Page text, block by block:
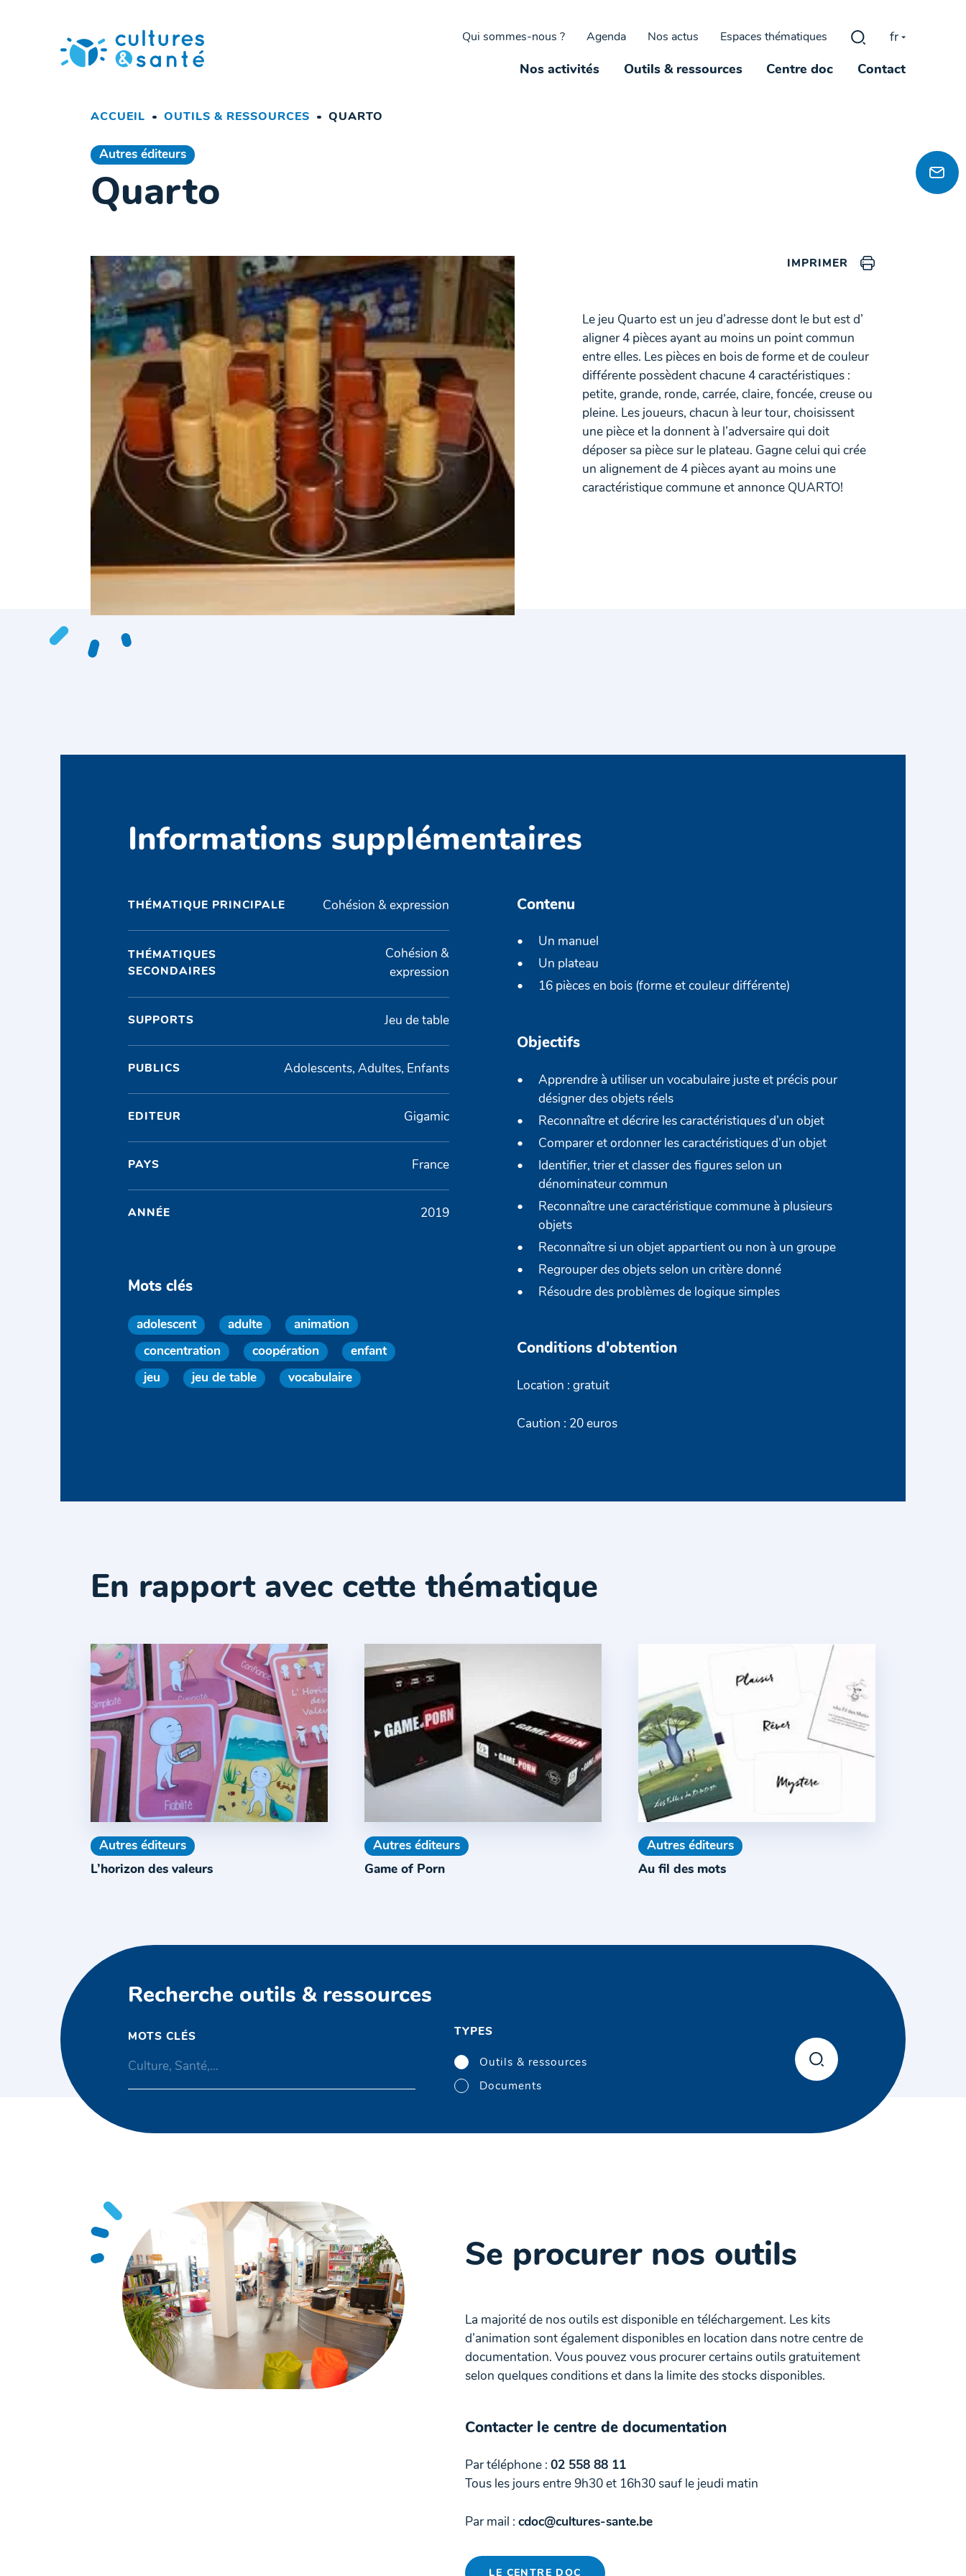
Qui sommes-nous ? Agenda Nos actus Espaces thématiques Rechercher :
fr
Nos activités Outils & ressources Centre doc Contact
ACCUEIL OUTILS & RESSOURCES QUARTO
Autres éditeurs
Quarto
IMPRIMER
Le jeu Quarto est un jeu d’adresse dont le but est d’
aligner 4 pièces ayant au moins un point commun
entre elles. Les pièces en bois de forme et de couleur
différente possèdent chacune 4 caractéristiques :
petite, grande, ronde, carrée, claire, foncée, creuse ou
pleine. Les joueurs, chacun à leur tour, choisissent
une pièce et la donnent à l’adversaire qui doit
déposer sa pièce sur le plateau. Gagne celui qui crée
un alignement de 4 pièces ayant au moins une
caractéristique commune et annonce QUARTO!
Informations supplémentaires
THÉMATIQUE PRINCIPALE Cohésion & expression
THÉMATIQUES
SECONDAIRES
Cohésion &
expression
SUPPORTS Jeu de table
PUBLICS Adolescents, Adultes, Enfants
EDITEUR Gigamic
PAYS France
ANNÉE 2019
Mots clés
adolescent adulte animation
concentration coopération enfant
jeu jeu de table vocabulaire
Contenu
Un manuel
Un plateau
16 pièces en bois (forme et couleur différente)
Objectifs
Apprendre à utiliser un vocabulaire juste et précis pour
désigner des objets réels
Reconnaître et décrire les caractéristiques d’un objet
Comparer et ordonner les caractéristiques d’un objet
Identifier, trier et classer des figures selon un
dénominateur commun
Reconnaître une caractéristique commune à plusieurs
objets
Reconnaître si un objet appartient ou non à un groupe
Regrouper des objets selon un critère donné
Résoudre des problèmes de logique simples
Conditions d'obtention
Location : gratuit
Caution : 20 euros
En rapport avec cette thématique
Autres éditeurs
L’horizon des valeurs
Autres éditeurs
Game of Porn
Autres éditeurs
Au fil des mots
Recherche outils & ressources
MOTS CLÉS TYPES
Outils & ressources
Documents
Se procurer nos outils
La majorité de nos outils est disponible en téléchargement. Les kits
d’animation sont également disponibles en location dans notre centre de
documentation. Vous pouvez vous procurer certains outils gratuitement
selon quelques conditions et dans la limite des stocks disponibles.
Contacter le centre de documentation
Par téléphone : 02 558 88 11
Tous les jours entre 9h30 et 16h30 sauf le jeudi matin
Par mail : cdoc@cultures-sante.be
LE CENTRE DOC